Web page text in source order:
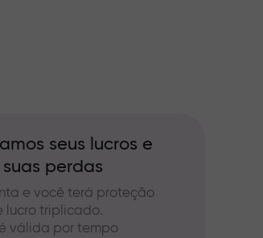
seus lucros e
perdas
e você terá proteção
lucro triplicado.
válida por tempo